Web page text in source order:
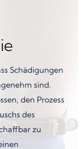
Schädigungen
sind.
den Prozess
des
zu